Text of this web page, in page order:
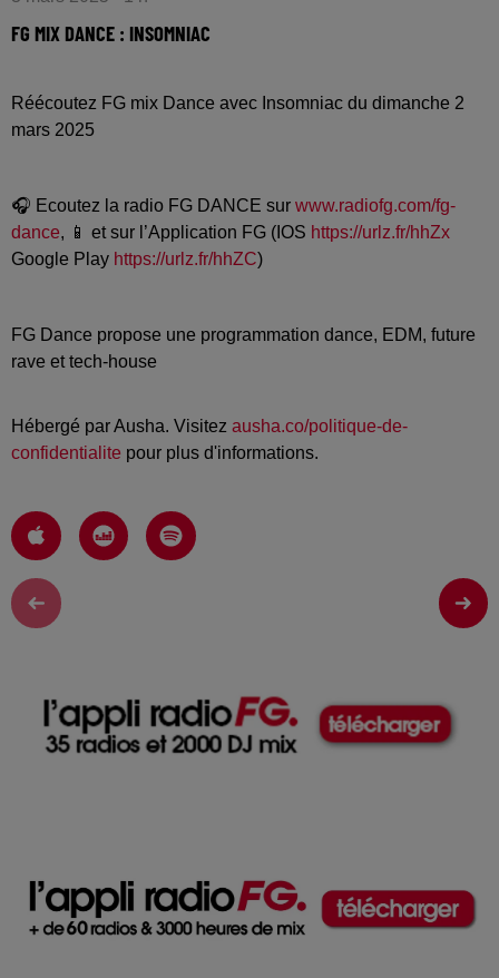
FG MIX DANCE : INSOMNIAC
Réécoutez FG mix Dance avec Insomniac du dimanche 2
mars 2025
🎧 Ecoutez la radio FG DANCE sur www.radiofg.com/fg-
dance, 📱 et sur l’Application FG (IOS https://urlz.fr/hhZx
Google Play https://urlz.fr/hhZC)
FG Dance propose une programmation dance, EDM, future
rave et tech-house
Hébergé par Ausha. Visitez ausha.co/politique-de-
confidentialite pour plus d'informations.